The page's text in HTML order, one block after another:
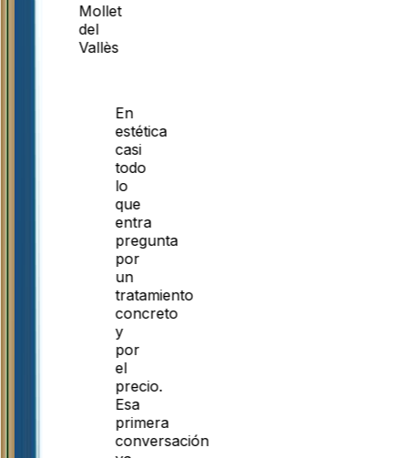
Mollet
del
Vallès
En
estética
casi
todo
lo
que
entra
pregunta
por
un
tratamiento
concreto
y
por
el
precio.
Esa
primera
conversación